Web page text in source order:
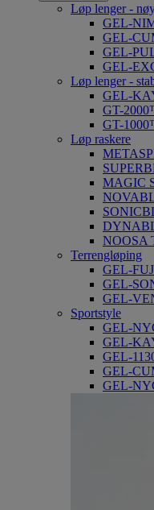
Løp lenger -
GEL-
GEL-
GEL-
GEL-
Løp lenger -
GEL-
GT-
GT-
Løp raskere
MAGIC
NOOSA
Terrengløping
GEL-
GEL-
GEL-
Sportstyle
GEL-
GEL-
GEL-
GEL-
GEL-